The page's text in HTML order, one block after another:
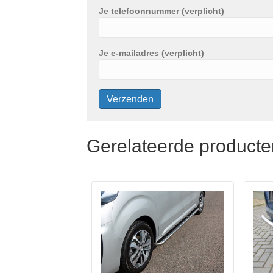
Je telefoonnummer (verplicht)
Je e-mailadres (verplicht)
Gerelateerde
Dit
product
heeft
meerdere
variaties.
Deze
optie
Dit
heeft
Deze
optie